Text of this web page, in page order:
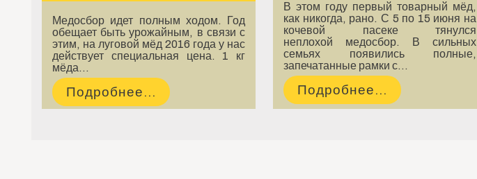
Медосбор идет полным ходом. Год
обещает быть урожайным, в связи с
этим, на луговой мёд 2016 года у нас
действует специальная цена. 1 кг
мёда…
Подробнее...
В этом году первый товарный мёд,
как никогда, рано. С 5 по 15 июня на
кочевой пасеке тянулся
неплохой медосбор. В сильных
семьях появились полные,
запечатанные рамки с…
Подробнее...